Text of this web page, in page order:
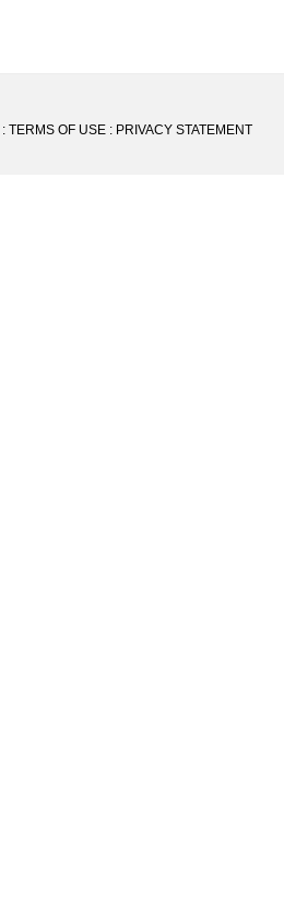
: TERMS OF USE : PRIVACY STATEMENT